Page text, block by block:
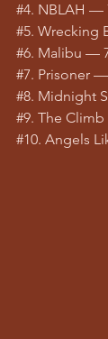
#4. NBLAH —
#5. Wrecking
#6. Malibu —
#7. Prisoner
#8. Midnight
#9. The
#10. Angels